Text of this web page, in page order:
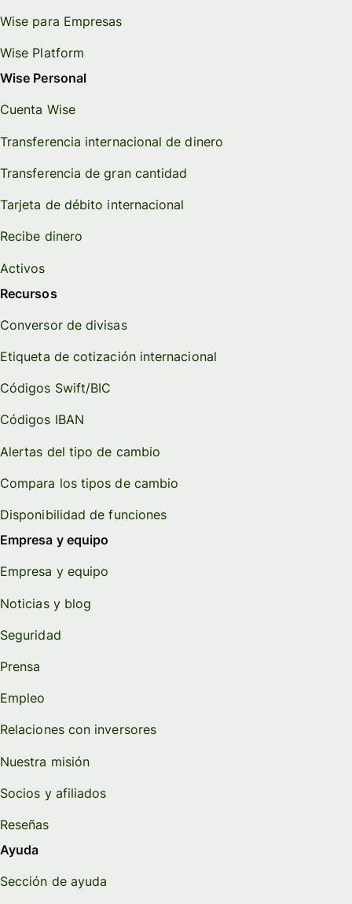
Wise para Empresas
Wise Platform
Wise Personal
Cuenta Wise
Transferencia internacional de dinero
Transferencia de gran cantidad
Tarjeta de débito internacional
Recibe dinero
Activos
Recursos
Conversor de divisas
Etiqueta de cotización internacional
Códigos Swift/BIC
Códigos IBAN
Alertas del tipo de cambio
Compara los tipos de cambio
Disponibilidad de funciones
Empresa y equipo
Empresa y equipo
Noticias y blog
Seguridad
Prensa
Empleo
Relaciones con inversores
Nuestra misión
Socios y afiliados
Reseñas
Ayuda
Sección de ayuda